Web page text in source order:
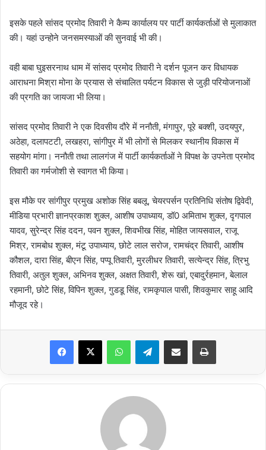
इसके पहले सांसद प्रमोद तिवारी ने कैम्प कार्यालय पर पार्टी कार्यकर्ताओं से मुलाकात
की। यहां उन्होने जनसमस्याओं की सुनवाई भी की।
वही बाबा घुइसरनाथ धाम में सांसद प्रमोद तिवारी ने दर्शन पूजन कर विधायक
आराधना मिश्रा मोना के प्रयास से संचालित पर्यटन विकास से जुड़ी परियोजनाओं
की प्रगति का जायजा भी लिया।
सांसद प्रमोद तिवारी ने एक दिवसीय दौरे में ननौती, मंगापुर, पूरे बक्शी, उदयपुर,
अठेहा, दलापटटी, लखहरा, सांगीपुर में भी लोगों से मिलकर स्थानीय विकास में
सहयोग मांगा। ननौती तथा लालगंज में पार्टी कार्यकर्ताओं ने विपक्ष के उपनेता प्रमोद
तिवारी का गर्मजोशी से स्वागत भी किया।
इस मौके पर सांगीपुर प्रमुख अशोक सिंह बबलू, चेयरपर्सन प्रतिनिधि संतोष द्विवेदी,
मीडिया प्रभारी ज्ञानप्रकाश शुक्ल, आशीष उपाध्याय, डॉ0 अमिताभ शुक्ल, दृगपाल
यादव, सुरेन्द्र सिंह ददन, पवन शुक्ल, शिवभीख सिंह, मोहित जायसवाल, राजू
मिश्र, रामबोध शुक्ल, मंटू उपाध्याय, छोटे लाल सरोज, रामचंद्र तिवारी, आशीष
कौशल, दारा सिंह, बीएन सिंह, पप्पू तिवारी, मुरलीधर तिवारी, सत्येन्द्र सिंह, त्रिभु
तिवारी, अतुल शुक्ल, अभिनव शुक्ल, अक्षत तिवारी, शेरू खां, एबादुर्रहमान, बेलाल
रहमानी, छोटे सिंह, विपिन शुक्ल, गुडडू सिंह, रामकृपाल पासी, शिवकुमार साहू आदि
मौजूद रहे।
Facebook
X WhatsAppTelegramShare via Email Print